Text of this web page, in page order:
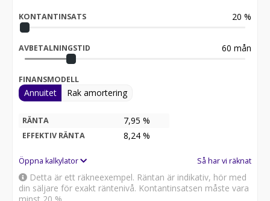
2019-07-11 - 1543 mil
2020-06-24 - 3035 mil
2022-08-12 - 7162 mil
2023-08-08 - 9121 mil
2024-09-10 - 11657 mil
Besök
• Se närbilder och film på bilen
• Reservera bilen direkt online
Därför ska du välja Riddermark Bil:
* Störst i Sverige på begagnade bilar
* Erbjuder hemleverans i hela Sverige
KONTANTINSATS 20 %
AVBETALNINGSTID 60 mån
FINANSMODELL
Annuitet Rak amortering
RÄNTA 7,95 %
EFFEKTIV RÄNTA 8,24 %
Öppna kalkylator Så har vi räknat
Detta är ett räkneexempel. Räntan är indikativ, hör med
din säljare för exakt räntenivå. Kontantinsatsen måste vara
minst 20 %.